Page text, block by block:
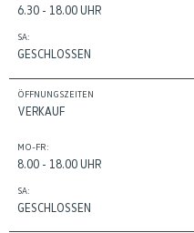
6.30 - 18.00 UHR
SA:
GESCHLOSSEN
ÖFFNUNGSZEITEN
VERKAUF
MO-FR:
8.00 - 18.00 UHR
SA:
GESCHLOSSEN